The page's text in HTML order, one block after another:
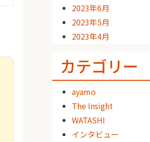
2023年6月
2023年5月
2023年4月
カテゴリー
ayamo
The Insight
WATASHI
インタビュー